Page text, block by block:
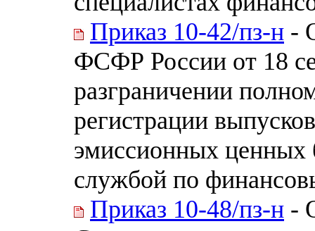
Приказ 10-42/пз-н -
ФСФР России от 18
разграничении
регистрации
эмиссионных ценных
службой по
Приказ 10-48/пз-н -